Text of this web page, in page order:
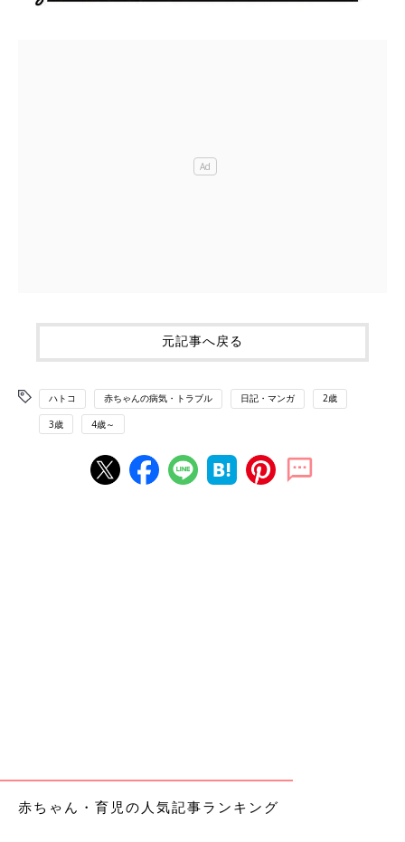
元記事へ戻る
ハトコ 赤ちゃんの病気・トラブル 日記・マンガ 2歳
3歳 4歳～
赤ちゃん・育児の人気記事ランキング